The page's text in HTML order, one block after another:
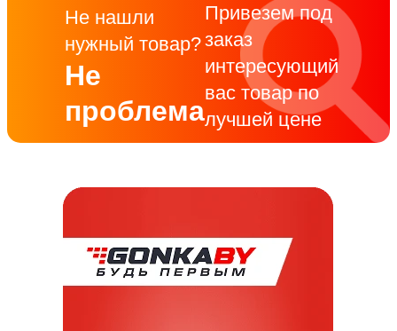
Не нашли
нужный товар?
Не
проблема
Привезем под
заказ
интересующий
вас товар по
лучшей цене